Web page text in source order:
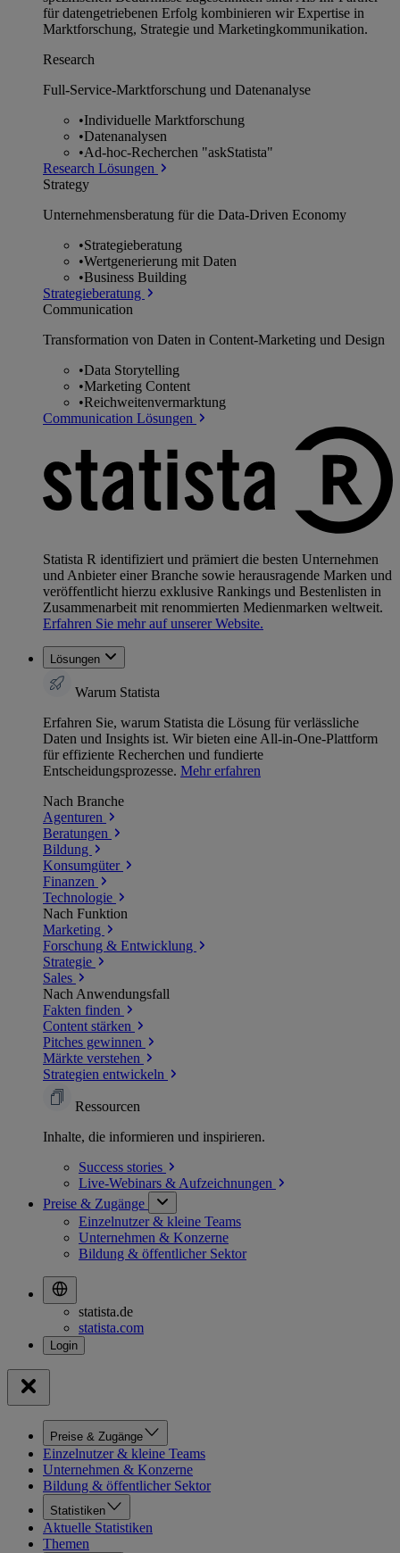
für datengetriebenen Erfolg kombinieren wir Expertise in
Marktforschung, Strategie und Marketingkommunikation.
Research
Full-Service-Marktforschung und Datenanalyse
•Individuelle Marktforschung
•Datenanalysen
•Ad-hoc-Recherchen "askStatista"
Research Lösungen
Strategy
Unternehmens­beratung für die Data-Driven Economy
•Strategieberatung
•Wertgenerierung mit Daten
•Business Building
Strategieberatung
Communication
Transformation von Daten in Content-Marketing und Design
•Data Storytelling
•Marketing Content
•Reichweitenvermarktung
Communication Lösungen
Statista R identifiziert und prämiert die besten Unternehmen
und Anbieter einer Branche sowie herausragende Marken und
veröffentlicht hierzu exklusive Rankings und Bestenlisten in
Zusammenarbeit mit renommierten Medienmarken weltweit.
Erfahren Sie mehr auf unserer Website.
Lösungen
Warum Statista
Erfahren Sie, warum Statista die Lösung für verlässliche
Daten und Insights ist. Wir bieten eine All-in-One-Plattform
für effiziente Recherchen und fundierte
Entscheidungsprozesse. Mehr erfahren
Nach Branche
Agenturen
Beratungen
Bildung
Konsumgüter
Finanzen
Technologie
Nach Funktion
Marketing
Forschung & Entwicklung
Strategie
Sales
Nach Anwendungsfall
Fakten finden
Content stärken
Pitches gewinnen
Märkte verstehen
Strategien entwickeln
Ressourcen
Inhalte, die informieren und inspirieren.
Success stories
Live-Webinars & Aufzeichnungen
Preise & Zugänge
Einzelnutzer & kleine Teams
Unternehmen & Konzerne
Bildung & öffentlicher Sektor
statista.de
statista.com
Preise & Zugänge
Einzelnutzer & kleine Teams
Unternehmen & Konzerne
Bildung & öffentlicher Sektor
Statistiken
Aktuelle Statistiken
Themen